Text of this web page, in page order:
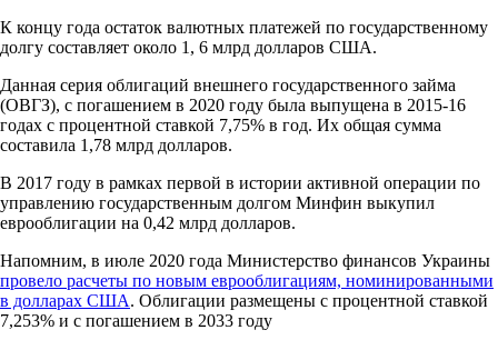
К концу года остаток валютных платежей по государственному
долгу составляет около 1, 6 млрд долларов США.
Данная серия облигаций внешнего государственного займа
(ОВГЗ), с погашением в 2020 году была выпущена в ​​2015-16
годах с процентной ставкой 7,75% в год. Их общая сумма
составила 1,78 млрд долларов.
В 2017 году в рамках первой в истории активной операции по
управлению государственным долгом Минфин выкупил
еврооблигации на 0,42 млрд долларов.
Напомним, в июле 2020 года Министерство финансов Украины
провело расчеты по новым еврооблигациям, номинированными
в долларах США. Облигации размещены с процентной ставкой
7,253% и с погашением в 2033 году